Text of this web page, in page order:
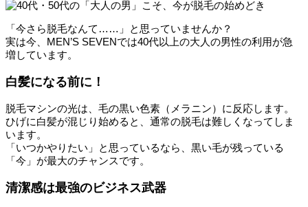
「今さら脱毛なんて……」と思っていませんか？
実は今、MEN’S SEVENでは40代以上の大人の男性の利用が急
増しています。
白髪になる前に！
脱毛マシンの光は、毛の黒い色素（メラニン）に反応します。
ひげに白髪が混じり始めると、通常の脱毛は難しくなってしま
います。
「いつかやりたい」と思っているなら、黒い毛が残っている
「今」が最大のチャンスです。
清潔感は最強のビジネス武器